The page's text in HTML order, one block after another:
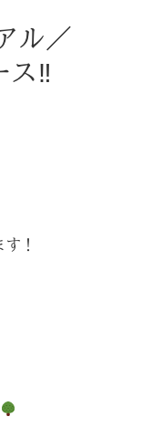
ル／
ス‼︎
！